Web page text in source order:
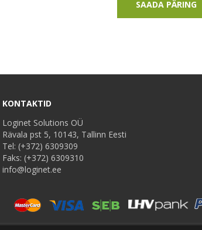
SAADA PÄRING
KONTAKTID
Loginet Solutions OÜ
Rävala pst 5, 10143, Tallinn Eesti
Tel: (+372) 6309309
Faks: (+372) 6309310
info@loginet.ee